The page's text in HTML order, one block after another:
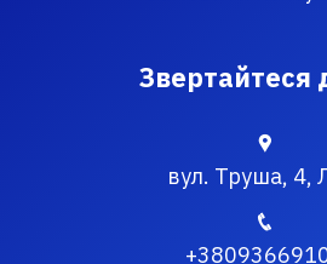
Звертайтеся
вул. Труша, 4,